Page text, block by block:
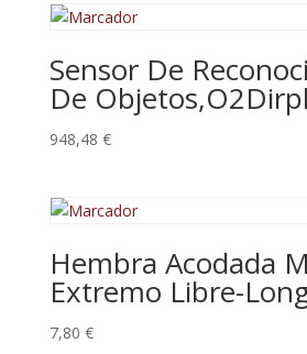
Sensor De
De
948,48 €
Hembra Acodada
Extremo Libre-
7,80 €